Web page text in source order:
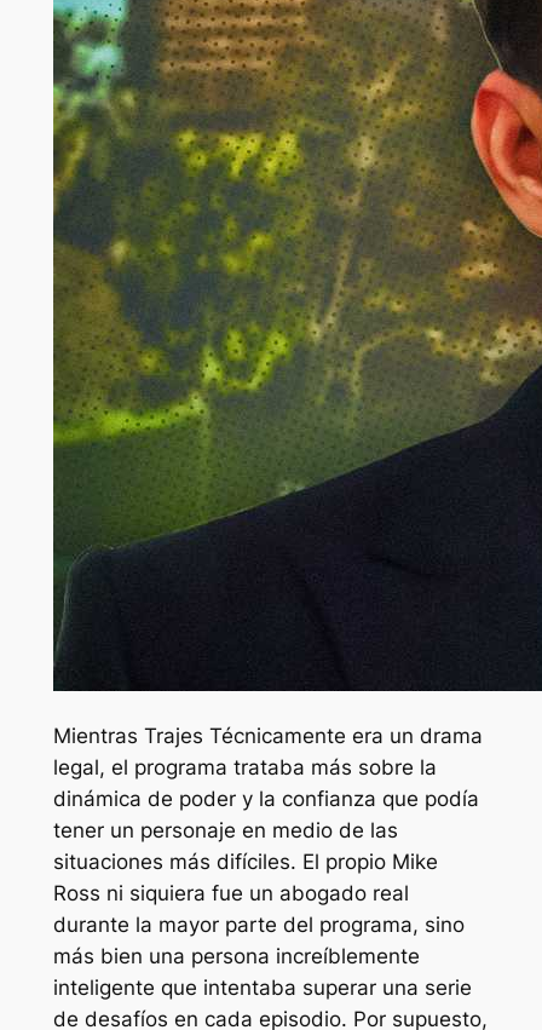
Mientras Trajes Técnicamente era un drama
legal, el programa trataba más sobre la
dinámica de poder y la confianza que podía
tener un personaje en medio de las
situaciones más difíciles. El propio Mike
Ross ni siquiera fue un abogado real
durante la mayor parte del programa, sino
más bien una persona increíblemente
inteligente que intentaba superar una serie
de desafíos en cada episodio. Por supuesto,